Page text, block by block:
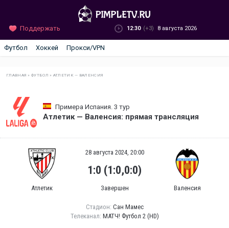
Поддержать 12:30 (+3) 8 августа 2026
Футбол Хоккей Прокси/VPN
ГЛАВНАЯ »ФУТБОЛ » АТЛЕТИК — ВАЛЕНСИЯ
Примера Испания. 3 тур
Атлетик — Валенсия: прямая трансляция
Атлетик
28 августа 2024, 20:00
1:0 (1:0,0:0)
Завершен Валенсия
Стадион: Сан Мамес
Телеканал: МАТЧ! Футбол 2 (HD)